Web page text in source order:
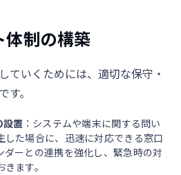
制の構築
ていくためには、適切な保守・
。
設置 ：システムや端末に関する問い
した場合に、迅速に対応できる窓口
ダーとの連携を強化し、緊急時の対
ます。